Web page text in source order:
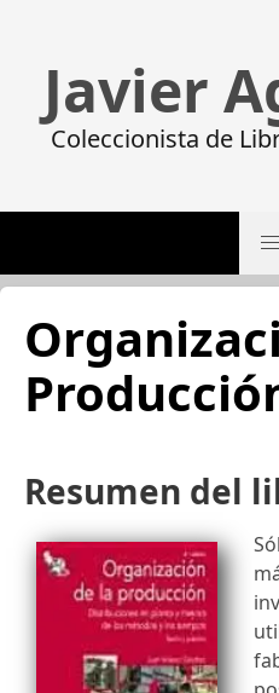
Javier
Coleccionista de
Resumen del